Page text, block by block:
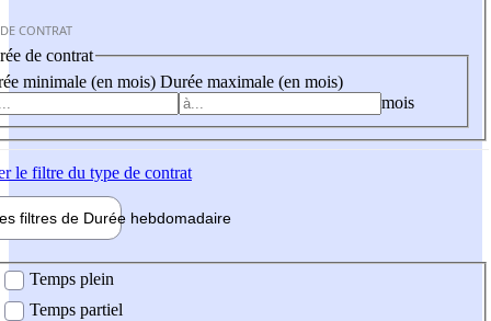
CONTRAT
de contrat
minimale (en mois) Durée maximale (en mois)
mois
le filtre du type de contrat
filtres de Durée hebdomadaire
Temps plein
Temps partiel